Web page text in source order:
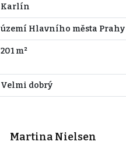
Karlín
území Hlavního města Prahy
201 m²
Velmi dobrý
Martina Nielsen